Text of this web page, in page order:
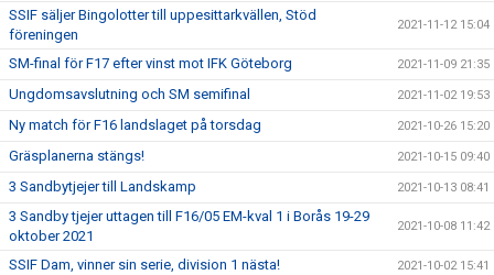
SSIF säljer Bingolotter till uppesittarkvällen, Stöd
föreningen
2021-11-12 15:04
SM-final för F17 efter vinst mot IFK Göteborg 2021-11-09 21:35
Ungdomsavslutning och SM semifinal 2021-11-02 19:53
Ny match för F16 landslaget på torsdag 2021-10-26 15:20
Gräsplanerna stängs! 2021-10-15 09:40
3 Sandbytjejer till Landskamp 2021-10-13 08:41
3 Sandby tjejer uttagen till F16/05 EM-kval 1 i Borås 19-29
oktober 2021
2021-10-08 11:42
SSIF Dam, vinner sin serie, division 1 nästa! 2021-10-02 15:41